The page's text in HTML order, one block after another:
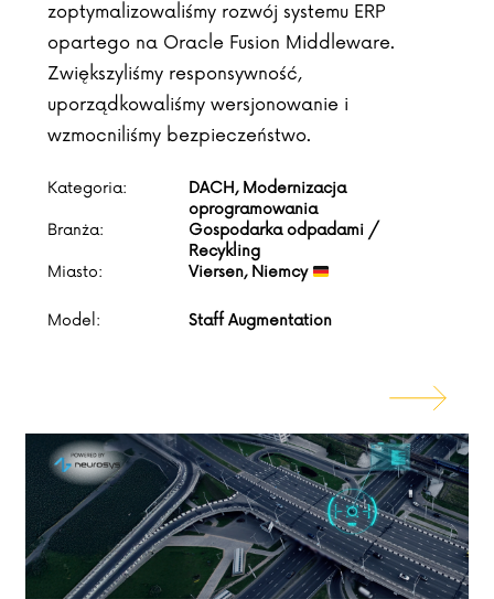
zoptymalizowaliśmy rozwój systemu ERP
opartego na Oracle Fusion Middleware.
Zwiększyliśmy responsywność,
uporządkowaliśmy wersjonowanie i
wzmocniliśmy bezpieczeństwo.
Kategoria:
DACH, Modernizacja
oprogramowania
Branża:
Gospodarka odpadami /
Recykling
Miasto:
Viersen, Niemcy
Model: Staff Augmentation